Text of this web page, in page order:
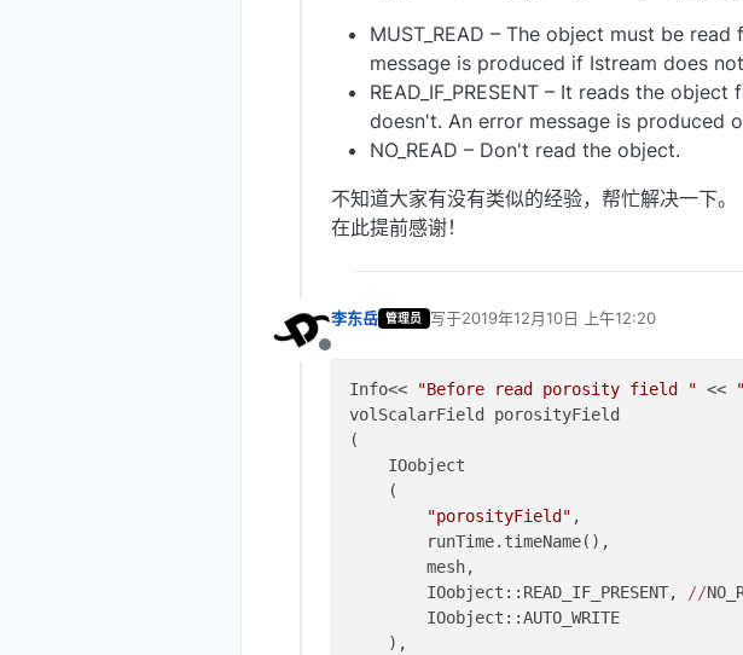
MUST_READ – The object must be
message is produced if Istream does
READ_IF_PRESENT – It reads the
doesn't. An error message is produced
NO_READ – Don't read the object.
不知道大家有没有类似的经验，帮忙解决一下。
在此提前感谢！
离线
李东岳 管理员 写于2019年12月10日 上午12:20
最后由 编辑
Info<< "Before read porosity field " <<
volScalarField porosityField
(
    IOobject
    (
"porosityField" ,
        runTime.timeName(),
        mesh,
        IOobject::READ_IF_PRESENT,
//
        IOobject::AUTO_WRITE
    ),